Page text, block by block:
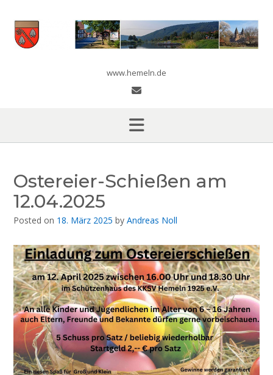
content
www.hemeln.de
Ostereier-Schießen am
12.04.2025
Posted on 18. März 2025 by Andreas Noll